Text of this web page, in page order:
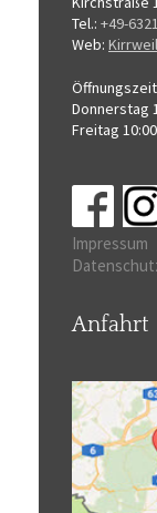
Tel.: +49-
Web:
Donnerstag
Freitag
Impressum
Anfahrt